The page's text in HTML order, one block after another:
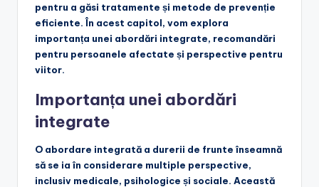
pentru a găsi tratamente și metode de prevenție
eficiente. În acest capitol, vom explora
importanța unei abordări integrate, recomandări
pentru persoanele afectate și perspective pentru
viitor.
Importanța unei abordări
integrate
O abordare integrată a durerii de frunte înseamnă
să se ia în considerare multiple perspective,
inclusiv medicale, psihologice și sociale. Această